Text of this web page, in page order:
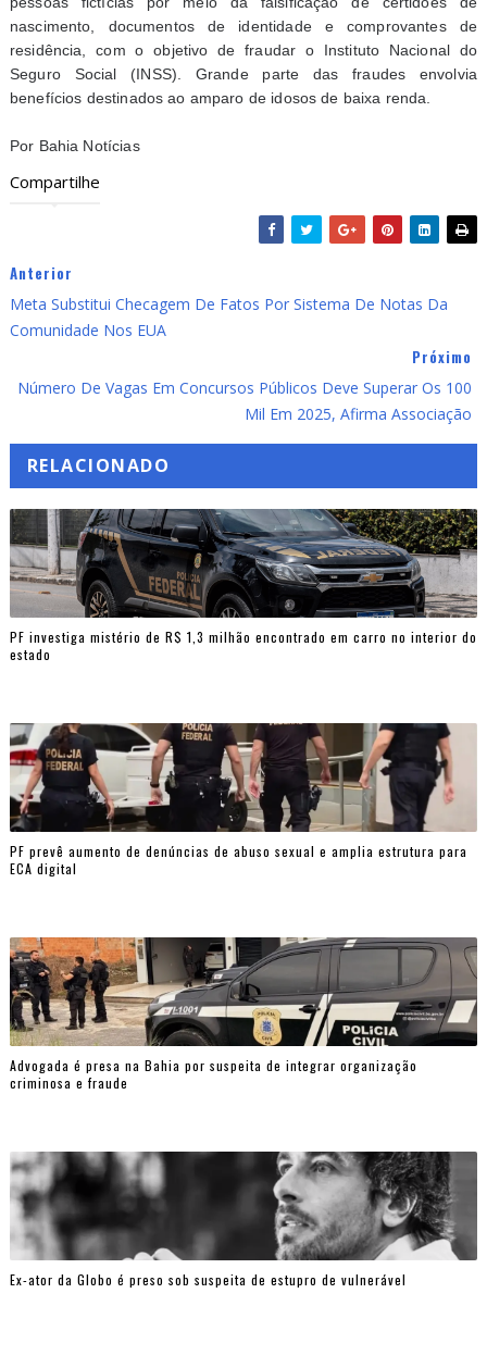
nascimento, documentos de identidade e comprovantes de
residência, com o objetivo de fraudar o Instituto Nacional do
Seguro Social (INSS). Grande parte das fraudes envolvia
benefícios destinados ao amparo de idosos de baixa renda.
Por Bahia Notícias
Compartilhe
Anterior
Meta Substitui Checagem De Fatos Por Sistema De Notas Da
Comunidade Nos EUA
Próximo
Número De Vagas Em Concursos Públicos Deve Superar Os 100
Mil Em 2025, Afirma Associação
RELACIONADO
PF investiga mistério de R$ 1,3 milhão encontrado em carro no interior do
estado
PF prevê aumento de denúncias de abuso sexual e amplia estrutura para
ECA digital
Advogada é presa na Bahia por suspeita de integrar organização
criminosa e fraude
Ex-ator da Globo é preso sob suspeita de estupro de vulnerável